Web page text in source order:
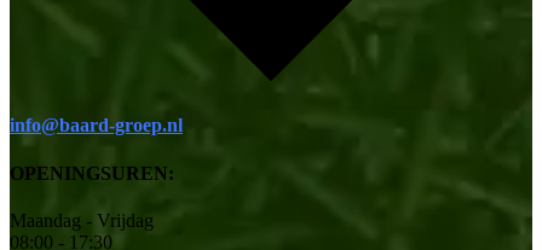
info@baard-groep.nl
OPENINGSUREN:
Maandag - Vrijdag
08:00 - 17:30